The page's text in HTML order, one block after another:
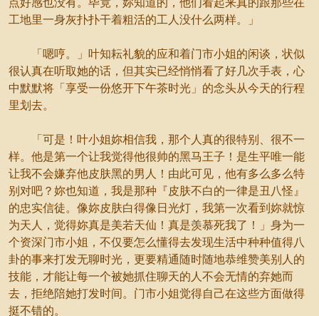
点好感也没有。毕竟，妳知道的，他们看起来真的跟那些在
工地里一身灰扑扑干着粗活的工人没什么两样。」
「嗯哼。」叶知耘礼貌的应和着门市小姐的闲谈，状似
很认真在听取她的话，但其实已经悄悄看了好几次手表，心
中默默将「享受一份悠开下午茶时光」的念头从今天的行程
里划去。
「可是！叶小姐妳相信我，那个人真的很特别、很不一
样。他是第一个让我觉得他很帅的黑马王子！是生平唯一能
让我不会嫌弃他皮肤黑的男人！由此可见，他有多么多么特
别对吧？妳也知道，我是那种『皮肤不白的一律是丑八怪』
的忠实信徒。像妳皮肤白得像日光灯，我第一次看到妳就惊
为天人，觉得妳真是美若天仙！真是羡慕死我了！」身为一
个资深门市小姐，不仅要怎么懂得去发现生活中种种值得八
卦的事来打发无聊时光，更要精通随时随地恭维赞美别人的
技能，才能让每一个被她抓住聊天的人不会无情的弃她而
去，拒绝陪她打发时间。门市小姐觉得自己在这些方面做得
挺不错的。